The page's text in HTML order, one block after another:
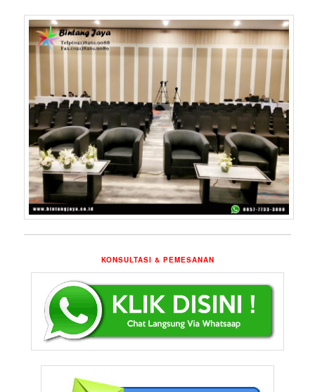
KONSULTASI & PEMESANAN